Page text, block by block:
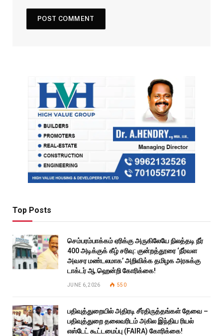
Top Posts
செம்பரம்பாக்கம் ஏரிக்கு அருகிலேயே நிலத்தடி நீர்
400 அடிக்குக் கீழ் சரிவு: குன்றத்தூரை ‘நீர்வள
அவசர மண்டலமாக’ அறிவிக்க தமிழக அரசுக்கு
டாக்டர் ஆ.ஹென்றி கோரிக்கை!
JUNE 6, 2026 550
பதிவுத்துறையில் அதிரடி சீர்திருத்தங்கள் தேவை –
பதிவுத்துறை தலைவரிடம் அகில இந்திய ரியல்
எஸ்டேட் கூட்டமைப்பு (FAIRA) கோரிக்கை!